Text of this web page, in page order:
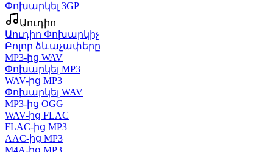
Փոխարկել 3GP
Աուդիո
Աուդիո Փոխարկիչ
Բոլոր ձևաչափերը
MP3-ից WAV
Փոխարկել MP3
WAV-ից MP3
Փոխարկել WAV
MP3-ից OGG
WAV-ից FLAC
FLAC-ից MP3
AAC-ից MP3
M4A-ից MP3